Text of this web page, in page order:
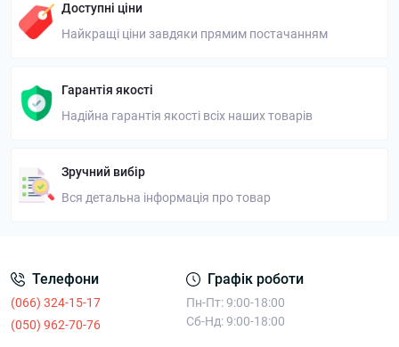
Доступні ціни
Найкращі ціни завдяки прямим постачанням
Гарантія якості
Надійна гарантія якості всіх наших товарів
Зручний вибір
Вся детальна інформація про товар
Телефони
(066) 324-15-17
(050) 962-70-76
Графік роботи
Пн-Пт: 9:00-18:00
Сб-Нд: 9:00-18:00